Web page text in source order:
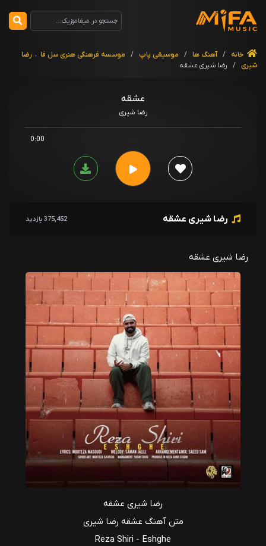
خانه / آهنگ ها / موسیقی پاپ / موسسه فرهنگی هنری سل فا ، رضا
شیری
/ رضا شیری عشقه
عشقه
رضا شیری
0:00
رضا شیری عشقه 375,452 بازدید
رضا شیری عشقه
رضا شیری عشقه
متن آهنگ عشقه رضا شیری
Reza Shiri - Eshghe